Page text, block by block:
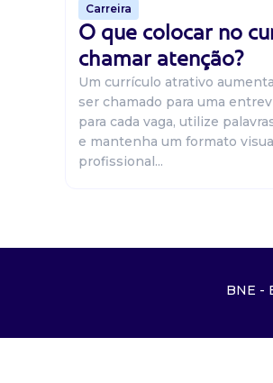
Carreira
O que colocar no
chamar atenção?
Um currículo atrativo
ser chamado para uma
para cada vaga, utilize
e mantenha um formato
profissional...
BNE -